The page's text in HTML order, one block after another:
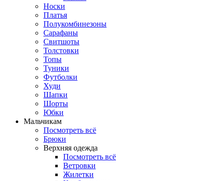
Носки
Платья
Полукомбинезоны
Сарафаны
Свитшоты
Толстовки
Топы
Туники
Футболки
Худи
Шапки
Шорты
Юбки
Мальчикам
Посмотреть всё
Брюки
Верхняя одежда
Посмотреть всё
Ветровки
Жилетки